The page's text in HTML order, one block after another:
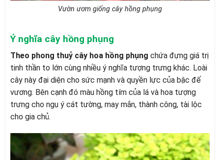
Vườn ươm giống cây hồng phụng
Ý nghĩa cây hồng phụng
Theo phong thuỷ cây hoa hồng phụng chứa đựng giá trị
tinh thần to lớn cùng nhiều ý nghĩa tượng trưng khác. Loài
cây này đại diện cho sức mạnh và quyền lực của bậc đế
vương. Bên cạnh đó màu hồng tím của lá và hoa tượng
trưng cho ngụ ý cát tường, may mắn, thành công, tài lộc
cho gia chủ.